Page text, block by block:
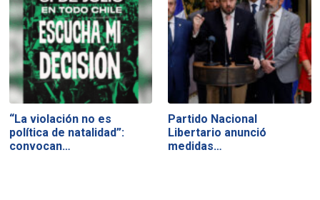
“La violación no es
política de natalidad”:
convocan…
Partido Nacional
Libertario anunció
medidas…